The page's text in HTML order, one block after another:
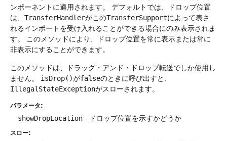
ンポーネントに適用されます。
デフォルトでは、ドロップ位置
は、 TransferHandlerがこのTransferSupportによって表さ
れるインポートを受け入れることができる場合にのみ表示されま
す。
このメソッドにより、ドロップ位置を常に表示または常に
非表示にすることができます。
このメソッドは、ドラッグ・アンド・ドロップ転送でしか使用し
ません。
isDrop()がfalseのときに呼び出すと、
IllegalStateExceptionがスローされます。
パラメータ:
showDropLocation - ドロップ位置を示すかどうか
スロー: